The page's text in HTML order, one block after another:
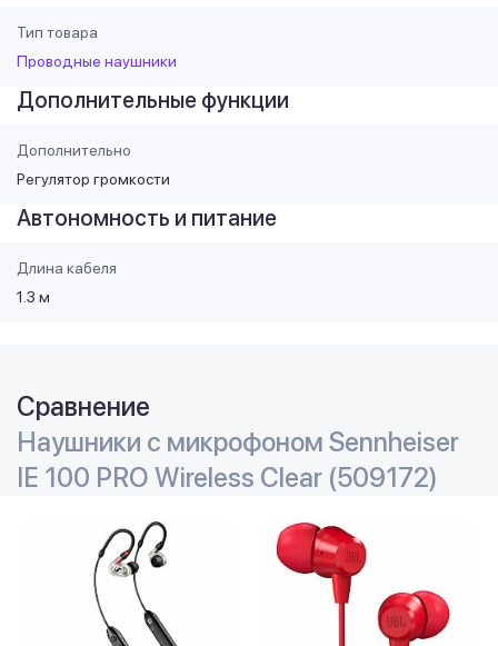
Тип товара
Проводные наушники
Дополнительные функции
Дополнительно
Регулятор громкости
Автономность и питание
Длина кабеля
1.3 м
Сравнение
Наушники с микрофоном Sennheiser
IE 100 PRO Wireless Clear (509172)